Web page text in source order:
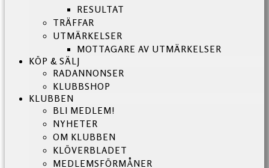
RESULTAT
TRÄFFAR
UTMÄRKELSER
MOTTAGARE AV UTMÄRKELSER
KÖP & SÄLJ
RADANNONSER
KLUBBSHOP
KLUBBEN
BLI MEDLEM!
NYHETER
OM KLUBBEN
KLÖVERBLADET
MEDLEMSFÖRMÅNER